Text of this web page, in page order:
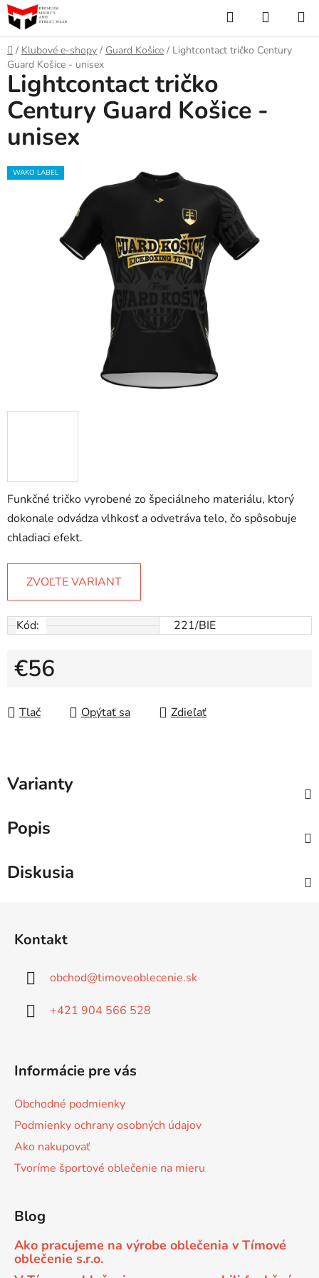
Prejsť
na
obsah
Hľadať
KOŠÍK
Domov
/ Klubové e-shopy / Guard Košice / Lightcontact tričko Century
Guard Košice - unisex
Funkčné tričko vyrobené zo špeciálneho materiálu, ktorý
dokonale odvádza vlhkosť a odvetráva telo, čo spôsobuje
chladiaci efekt.
ZVOĽTE VARIANT
Kód: 221/BIE
€56
Tlač
Opýtať sa Zdieľať
Lightcontact tričko
Century Guard Košice -
unisex
WAKO LABEL
Varianty
Popis
Diskusia
Kontakt
obchod@timoveoblecenie.sk
+421 904 566 528
Informácie pre vás
Obchodné podmienky
Podmienky ochrany osobných údajov
Ako nakupovať
Tvoríme športové oblečenie na mieru
Blog
Ako pracujeme na výrobe oblečenia v Tímové
oblečenie s.r.o.